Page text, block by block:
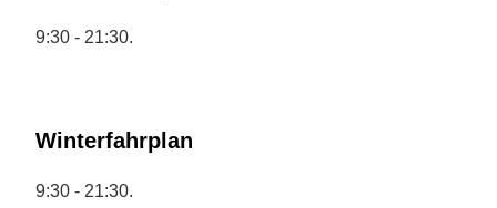
9:30 - 21:30.
Winterfahrplan
9:30 - 21:30.